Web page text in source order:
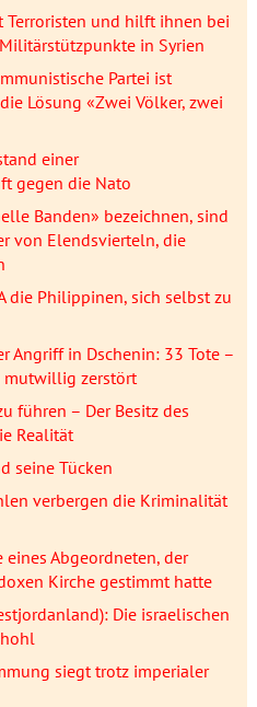
Terroristen und hilft ihnen bei
in Syrien
Partei ist
Lösung «Zwei Völker, zwei
einer
gegen die Nato
Banden» bezeichnen, sind
von Elendsvierteln, die
die Philippinen, sich selbst zu
Angriff in Dschenin: 33 Tote –
mutwillig zerstört
führen – Der Besitz des
Realität
seine Tücken
verbergen die Kriminalität
Abgeordneten, der
Kirche gestimmt hatte
Die israelischen
siegt trotz imperialer